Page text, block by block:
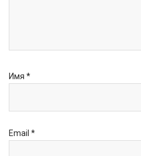
Имя *
Email *